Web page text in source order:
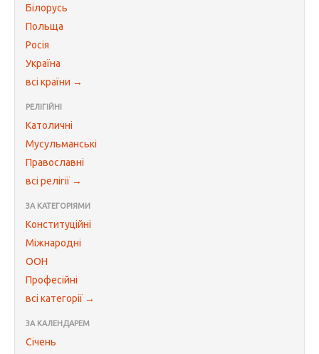
Білорусь
Польща
Росія
Україна
всі країни →
РЕЛІГІЙНІ
Католичні
Мусульманські
Православні
всі релігії →
ЗА КАТЕГОРІЯМИ
Конституційні
Міжнародні
ООН
Професійні
всі категорії →
ЗА КАЛЕНДАРЕМ
Січень